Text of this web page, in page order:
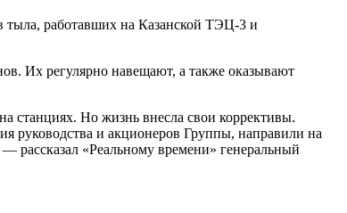
тыла, работавших на Казанской ТЭЦ-3 и
Их регулярно навещают, а также оказывают
станциях. Но жизнь внесла свои коррективы.
руководства и акционеров Группы, направили на
рассказал «Реальному времени» генеральный